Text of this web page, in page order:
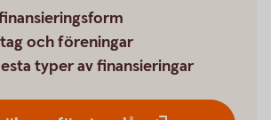
och föreningar
typer av finansieringar